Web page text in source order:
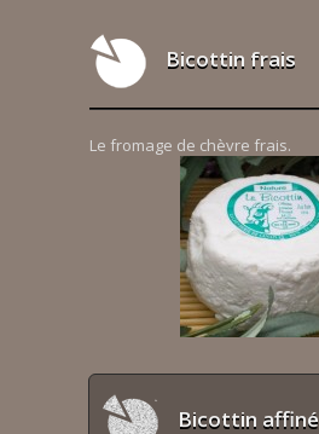
Bicottin frais
Le fromage de chèvre frais.
Bicottin affiné